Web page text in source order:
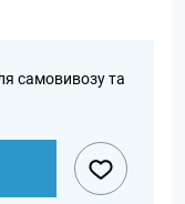
самовивозу та